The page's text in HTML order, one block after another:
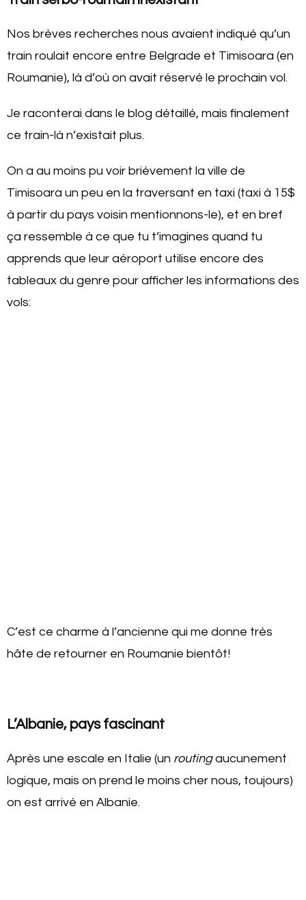
Nos brèves recherches nous avaient indiqué qu’un
train roulait encore entre Belgrade et Timisoara (en
Roumanie), là d’où on avait réservé le prochain vol.
Je raconterai dans le blog détaillé, mais finalement
ce train-là n’existait plus.
On a au moins pu voir brièvement la ville de
Timisoara un peu en la traversant en taxi (taxi à 15$
à partir du pays voisin mentionnons-le), et en bref
ça ressemble à ce que tu t’imagines quand tu
apprends que leur aéroport utilise encore des
tableaux du genre pour afficher les informations des
vols:
C’est ce charme à l’ancienne qui me donne très
hâte de retourner en Roumanie bientôt!
L’Albanie, pays fascinant
Après une escale en Italie (un routingaucunement
logique, mais on prend le moins cher nous, toujours)
on est arrivé en Albanie.